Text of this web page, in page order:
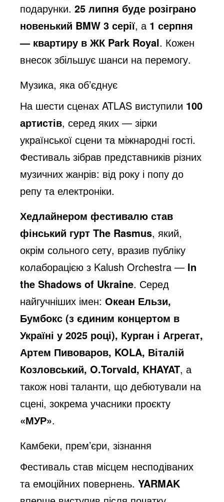
подарунки.25 липня буде розіграно
новенький BMW 3 серії, а 1 серпня
— квартиру в ЖК Park Royal. Кожен
внесок збільшує шанси на перемогу.
Музика, яка об’єднує
На шести сценах ATLAS виступили 100
артистів, серед яких — зірки
української сцени та міжнародні гості.
Фестиваль зібрав представників різних
музичних жанрів: від року і попу до
репу та електроніки.
Хедлайнером фестивалю став
фінський гурт The Rasmus, який,
окрім сольного сету, вразив публіку
колаборацією з Kalush Orchestra — In
the Shadows of Ukraine. Серед
найгучніших імен:Океан Ельзи,
Бумбокс (з єдиним концертом в
Україні у 2025 році), Курган і Агрегат,
Артем Пивоваров, KOLA, Віталій
Козловський, O.Torvald, KHAYAT, а
також нові таланти, що дебютували на
сцені, зокрема учасники проєкту
«МУР».
Камбеки, прем’єри, зізнання
Фестиваль став місцем несподіваних
та емоційних повернень.YARMAK